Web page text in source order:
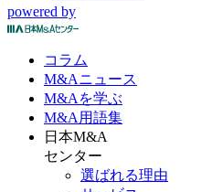
powered by
コラム
M&Aニュース
M&Aを学ぶ
M&A 用語集
日本M&A
センター
選ばれる理由